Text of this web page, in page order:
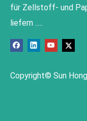
für Zellstoff- und
liefern .....
Copyright© Sun